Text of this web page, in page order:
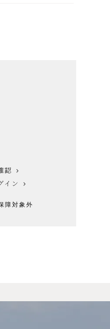
認
イン
障対象外